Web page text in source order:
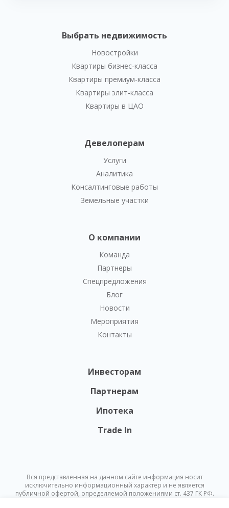
Выбрать недвижимость
Новостройки
Квартиры бизнес-класса
Квартиры премиум-класса
Квартиры элит-класса
Квартиры в ЦАО
Девелоперам
Услуги
Аналитика
Консалтинговые работы
Земельные участки
О компании
Команда
Партнеры
Спецпредложения
Блог
Новости
Мероприятия
Контакты
Инвесторам
Партнерам
Ипотека
Trade In
Вся представленная на данном сайте информация носит
исключительно информационный характер и не является
публичной офертой, определяемой положениями ст. 437 ГК РФ.